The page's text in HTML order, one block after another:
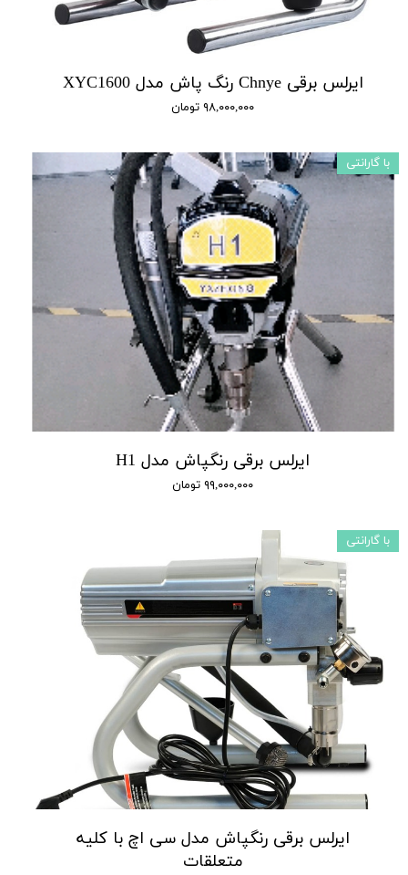
ایرلس برقی Chnye رنگ پاش مدل XYC1600
۹۸,۰۰۰,۰۰۰ تومان
ایرلس برقی رنگپاش مدل H1
۹۹,۰۰۰,۰۰۰ تومان
با گارانتی
ایرلس برقی رنگپاش مدل سی اچ با کلیه
متعلقات
با گارانتی